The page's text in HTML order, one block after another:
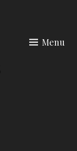
Menu